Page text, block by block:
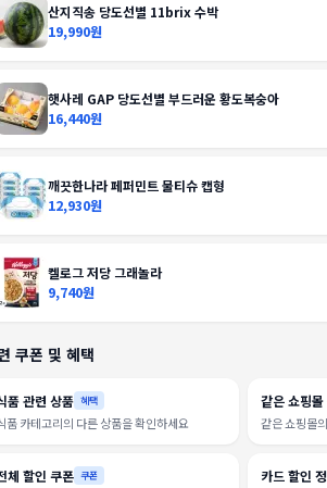
산지직송 당도선별 11brix 수박
19,990원
햇사레 GAP 당도선별 부드러운 황도복숭아
16,440원
깨끗한나라 페퍼민트 물티슈 캡형
12,930원
켈로그 저당 그래놀라
9,740원
쿠폰 및 혜택
품 관련 상품 혜택
품 카테고리의 다른 상품을 확인하세요
같은 쇼핑
같은 쇼핑몰
체 할인 쿠폰 쿠폰 카드 할인